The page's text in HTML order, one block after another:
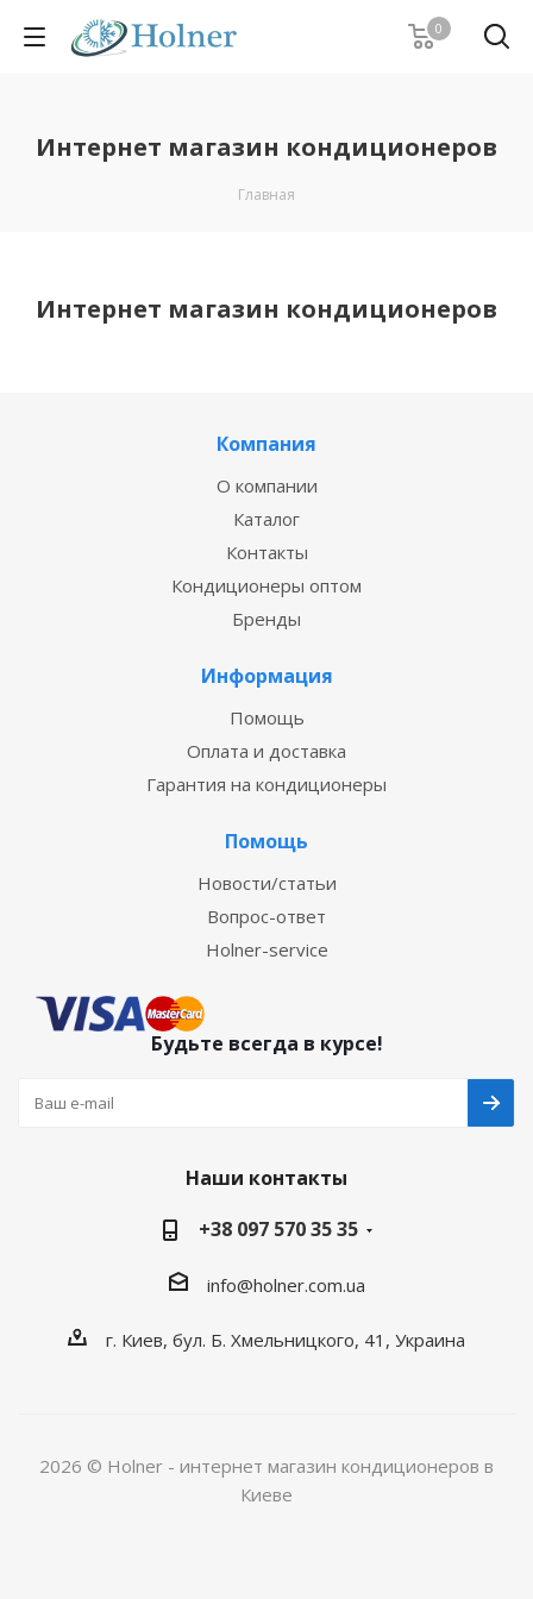
0
Интернет магазин кондиционеров
Главная
Интернет магазин кондиционеров
Компания
О компании
Каталог
Контакты
Кондиционеры оптом
Бренды
Информация
Помощь
Оплата и доставка
Гарантия на кондиционеры
Помощь
Новости/статьи
Вопрос-ответ
Holner-service
Будьте всегда в курсе!
Наши контакты
+38 097 570 35 35
info@holner.com.ua
г. Киев, бул. Б. Хмельницкого, 41, Украина
2026 © Holner - интернет магазин кондиционеров в
Киеве